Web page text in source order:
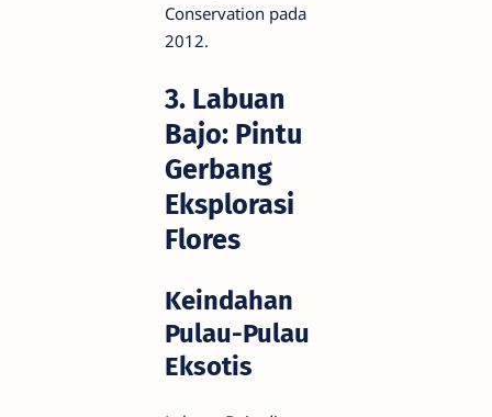
Conservation pada
2012.
3. Labuan
Bajo: Pintu
Gerbang
Eksplorasi
Flores
Keindahan
Pulau-Pulau
Eksotis